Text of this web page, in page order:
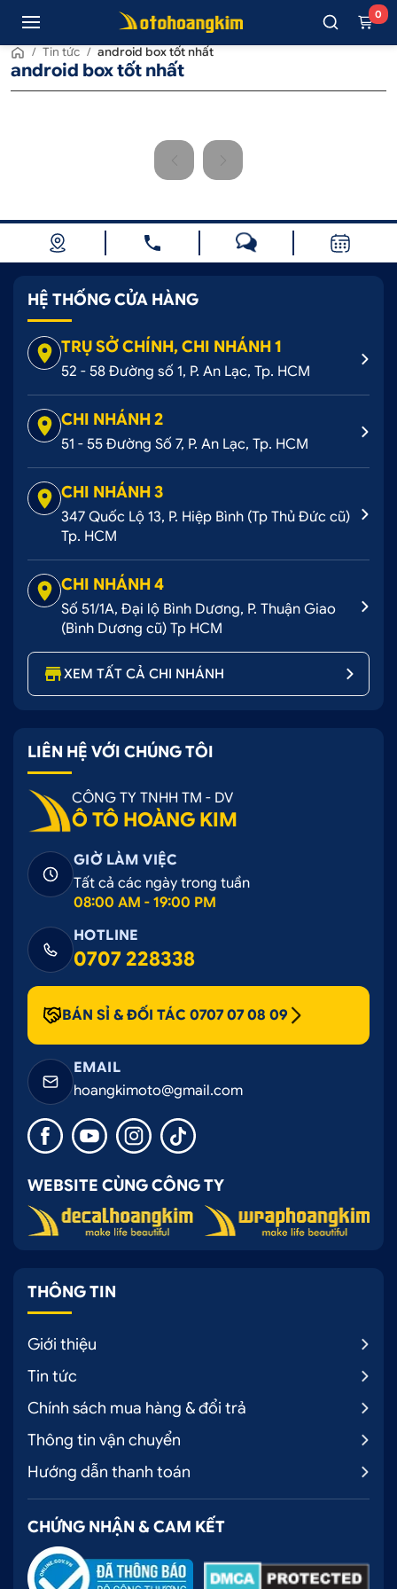
0
/ Tin tức / android box tốt nhất
android box tốt nhất
HỆ THỐNG CỬA HÀNG
TRỤ SỞ CHÍNH, CHI NHÁNH 1
52 - 58 Đường số 1, P. An Lạc, Tp. HCM
CHI NHÁNH 2
51 - 55 Đường Số 7, P. An Lạc, Tp. HCM
CHI NHÁNH 3
347 Quốc Lộ 13, P. Hiệp Bình (Tp Thủ Đức cũ)
Tp. HCM
CHI NHÁNH 4
Số 51/1A, Đại lộ Bình Dương, P. Thuận Giao
(Bình Dương cũ) Tp HCM
XEM TẤT CẢ CHI NHÁNH
LIÊN HỆ VỚI CHÚNG TÔI
CÔNG TY TNHH TM - DV
Ô TÔ HOÀNG KIM
GIỜ LÀM VIỆC
Tất cả các ngày trong tuần
08:00 AM - 19:00 PM
HOTLINE
0707 228338
BÁN SỈ & ĐỐI TÁC 0707 07 08 09
EMAIL
hoangkimoto@gmail.com
WEBSITE CÙNG CÔNG TY
THÔNG TIN
Giới thiệu
Tin tức
Chính sách mua hàng & đổi trả
Thông tin vận chuyển
Hướng dẫn thanh toán
CHỨNG NHẬN & CAM KẾT